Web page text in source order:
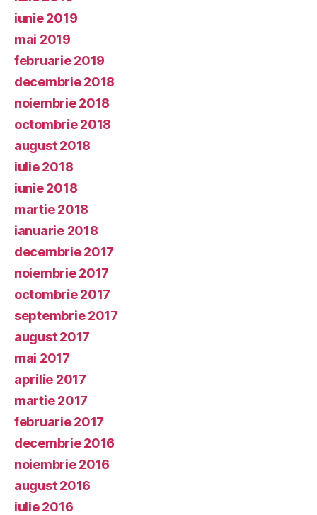
iunie 2019
mai 2019
februarie 2019
decembrie 2018
noiembrie 2018
octombrie 2018
august 2018
iulie 2018
iunie 2018
martie 2018
ianuarie 2018
decembrie 2017
noiembrie 2017
octombrie 2017
septembrie 2017
august 2017
mai 2017
aprilie 2017
martie 2017
februarie 2017
decembrie 2016
noiembrie 2016
august 2016
iulie 2016